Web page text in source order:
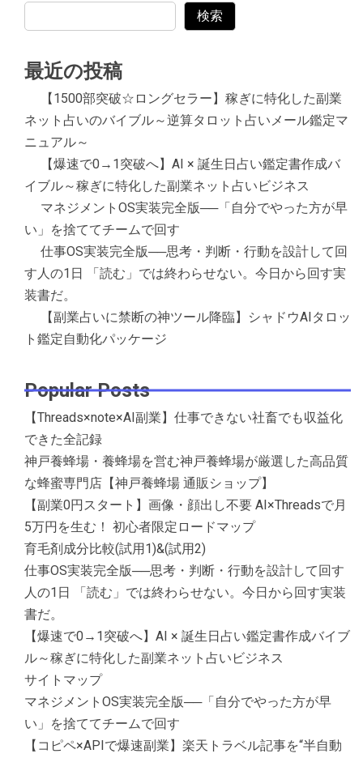
検索
最近の投稿
【1500部突破☆ロングセラー】稼ぎに特化した副業
ネット占いのバイブル～逆算タロット占いメール鑑定マ
ニュアル～
【爆速で0→1突破へ】AI × 誕生日占い鑑定書作成バ
イブル～稼ぎに特化した副業ネット占いビジネス
マネジメントOS実装完全版──「自分でやった方が早
い」を捨ててチームで回す
仕事OS実装完全版──思考・判断・行動を設計して回
す人の1日 「読む」では終わらせない。今日から回す実
装書だ。
【副業占いに禁断の神ツール降臨】シャドウAIタロッ
ト鑑定自動化パッケージ
Popular Posts
【Threads×note×AI副業】仕事できない社畜でも収益化
できた全記録
神戸養蜂場・養蜂場を営む神戸養蜂場が厳選した高品質
な蜂蜜専門店【神戸養蜂場 通販ショップ】
【副業0円スタート】画像・顔出し不要 AI×Threadsで月
5万円を生む！ 初心者限定ロードマップ
育毛剤成分比較(試用1)&(試用2)
仕事OS実装完全版──思考・判断・行動を設計して回す
人の1日 「読む」では終わらせない。今日から回す実装
書だ。
【爆速で0→1突破へ】AI × 誕生日占い鑑定書作成バイブ
ル～稼ぎに特化した副業ネット占いビジネス
サイトマップ
マネジメントOS実装完全版──「自分でやった方が早
い」を捨ててチームで回す
【コピペ×APIで爆速副業】楽天トラベル記事を“半自動